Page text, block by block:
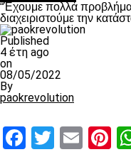
“Έχουμε πολλά
διαχειριστούμε την
Published
4 έτη ago
on
08/05/2022
By
paokrevolution
Facebook
Twitter